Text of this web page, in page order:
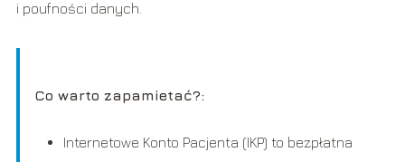
i poufności danych.
Co warto zapamietać?:
Internetowe Konto Pacjenta (IKP) to bezpłatna